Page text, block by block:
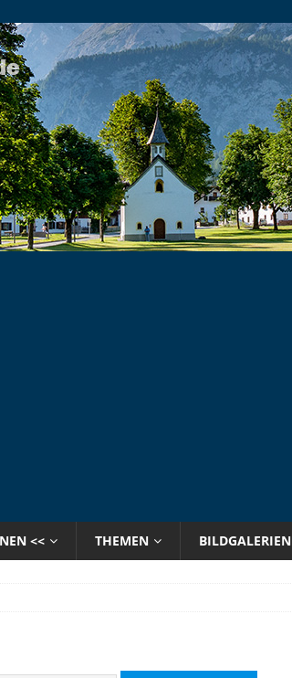
<< THEMEN BILDGALERIEN